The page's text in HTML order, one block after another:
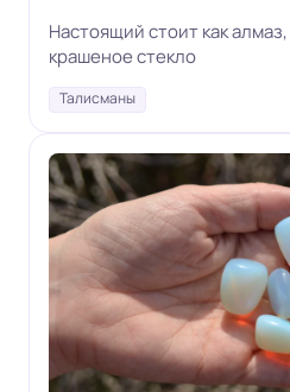
Настоящий стоит как
крашеное стекло
Талисманы